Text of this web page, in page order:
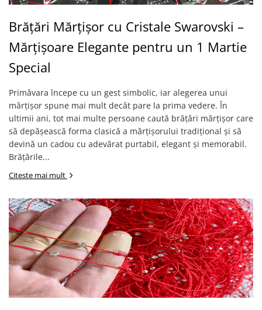
Brățări Mărțișor cu Cristale Swarovski –
Mărțișoare Elegante pentru un 1 Martie
Special
Primăvara începe cu un gest simbolic, iar alegerea unui
mărțișor spune mai mult decât pare la prima vedere. În
ultimii ani, tot mai multe persoane caută brățări mărțișor care
să depășească forma clasică a mărțișorului tradițional și să
devină un cadou cu adevărat purtabil, elegant și memorabil.
Brățările...
Citeste mai mult